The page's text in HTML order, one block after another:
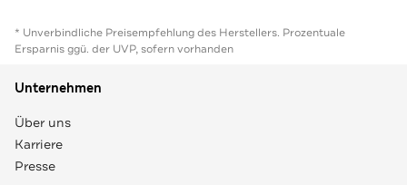
* Unverbindliche Preisempfehlung des Herstellers. Prozentuale
Ersparnis ggü. der UVP, sofern vorhanden
Unternehmen
Über uns
Karriere
Presse